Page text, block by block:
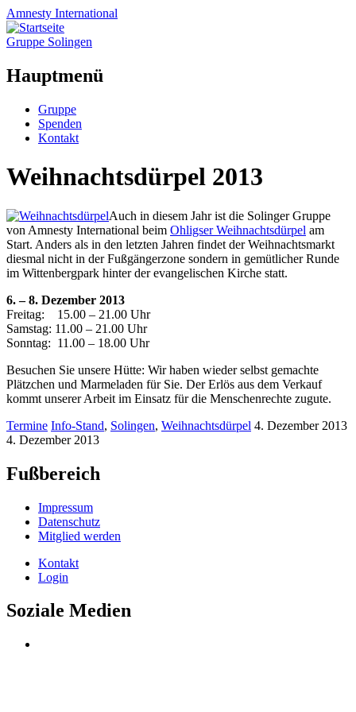
Amnesty International
Gruppe Solingen
Hauptmenü
Zum
Inhalt
springen
Gruppe
Spenden
Kontakt
Weihnachtsdürpel 2013
Auch in diesem Jahr ist die Solinger Gruppe
von Amnesty International beim Ohligser Weihnachtsdürpel am
Start. Anders als in den letzten Jahren findet der Weihnachtsmarkt
diesmal nicht in der Fußgängerzone sondern in gemütlicher Runde
im Wittenbergpark hinter der evangelischen Kirche statt.
6. – 8. Dezember 2013
Freitag: 15.00 – 21.00 Uhr
Samstag: 11.00 – 21.00 Uhr
Sonntag: 11.00 – 18.00 Uhr
Besuchen Sie unsere Hütte: Wir haben wieder selbst gemachte
Plätzchen und Marmeladen für Sie. Der Erlös aus dem Verkauf
kommt unserer Arbeit im Einsatz für die Menschenrechte zugute.
Termine Info-Stand, Solingen, Weihnachtsdürpel 4. Dezember 2013
4. Dezember 2013
Fußbereich
Impressum
Datenschutz
Mitglied werden
Kontakt
Login
Soziale Medien